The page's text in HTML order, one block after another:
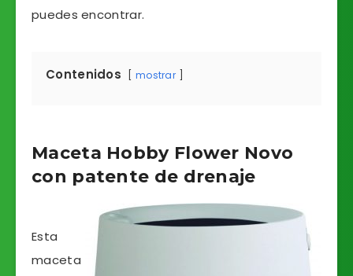
puedes encontrar.
Contenidos mostrar
Maceta Hobby Flower Novo
con patente de drenaje
Esta
maceta